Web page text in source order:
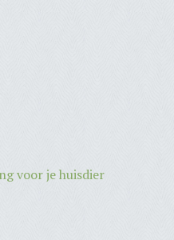
voor je huisdier